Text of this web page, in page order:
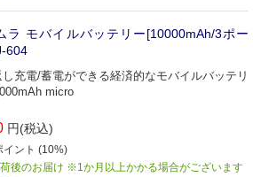
ラ モバイルバッテリー[10000mAh/3ポー
604
し充電/蓄電ができる経済的なモバイルバッテリ
micro
円(税込)
イント (10%)
後のお届け ※1か月以上かかる場合がございます